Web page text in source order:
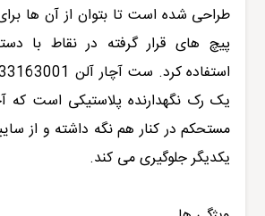
طراحی شده است تا بتوان از آن ها
پیچ های قرار گرفته در نقاط با
استفاده کرد. ست آچار آلن
یک رک نگهدارنده پلاستیکی است که
مستحکم در کنار هم نگه داشته و از
یکدیگر جلوگیری می کند.